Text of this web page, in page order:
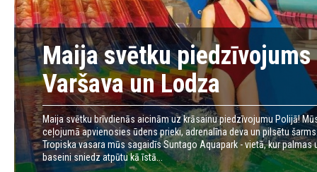
Maija svētku
Varšava un Lodza
Maija svētku brīvdienās aicinām uz krāsainu piedzīvojumu Polijā!
ceļojumā apvienosies ūdens prieki, adrenalīna deva un pilsētu
Tropiska vasara mūs sagaidīs Suntago Aquapark - vietā, kur palmas
baseini sniedz atpūtu kā īstā...